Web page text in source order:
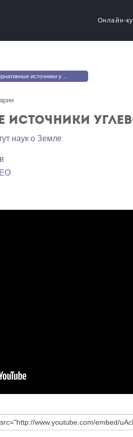
Онлайн-
источники углеводородного сырья
источники
наук о Земле